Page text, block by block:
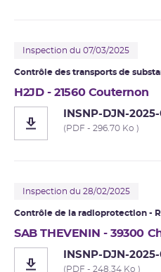
Inspection du 07/03/2025
Contrôle des transports de
H2JD - 21560 Couternon
INSNP-DJN-
(PDF - 296.70 Ko )
Inspection du 28/02/2025
Contrôle de la radioprotection -
SAB THEVENIN - 39300
INSNP-DJN-
(PDF - 248.34 Ko )